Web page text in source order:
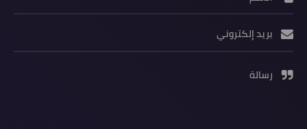
بريد إلكتروني
رسالة